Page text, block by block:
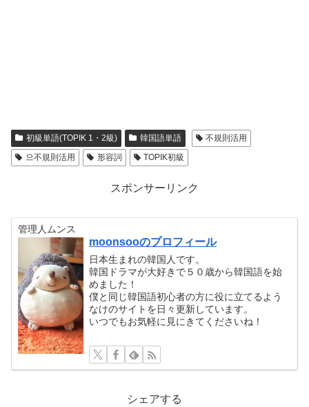
初級単語(TOPIK 1・2級) 韓国語単語
不規則活用
으不規則活用
形容詞 TOPIK初級
スポンサーリンク
管理人ムンス
moonsooのプロフィール
日本生まれの韓国人です。
韓国ドラマが大好きで５０歳から韓国語を始
めました！
僕と同じ韓国語初心者の方に役に立てるよう
なけのサイトを日々更新しています。
いつでもお気軽に見にきてくださいね！
シェアする